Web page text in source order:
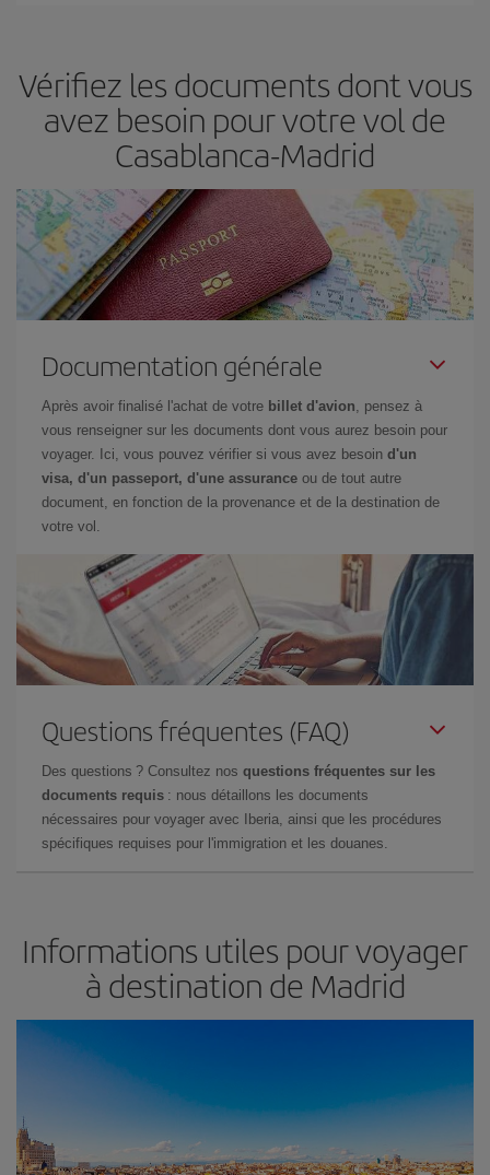
billets, plus vous bénéficiez de prix économiques. De plus, en
restant flexible sur les dates et les horaires de vol lors de votre
recherche, vous pourrezchoisir le prix le plus économique.
Vérifiez les documents dont vous
avez besoin pour votre vol de
Casablanca-Madrid
Documentation générale
Après avoir finalisé l'achat de votre billet d'avion, pensez à
vous renseigner sur les documents dont vous aurez besoin pour
voyager. Ici, vous pouvez vérifier si vous avez besoin d'un
visa, d'un passeport, d'une assurance ou de tout autre
document, en fonction de la provenance et de la destination de
votre vol.
Questions fréquentes (FAQ)
Des questions ? Consultez nos questions fréquentes sur les
documents requis : nous détaillons les documents
nécessaires pour voyager avec Iberia, ainsi que les procédures
spécifiques requises pour l'immigration et les douanes.
Informations utiles pour voyager
à destination de Madrid